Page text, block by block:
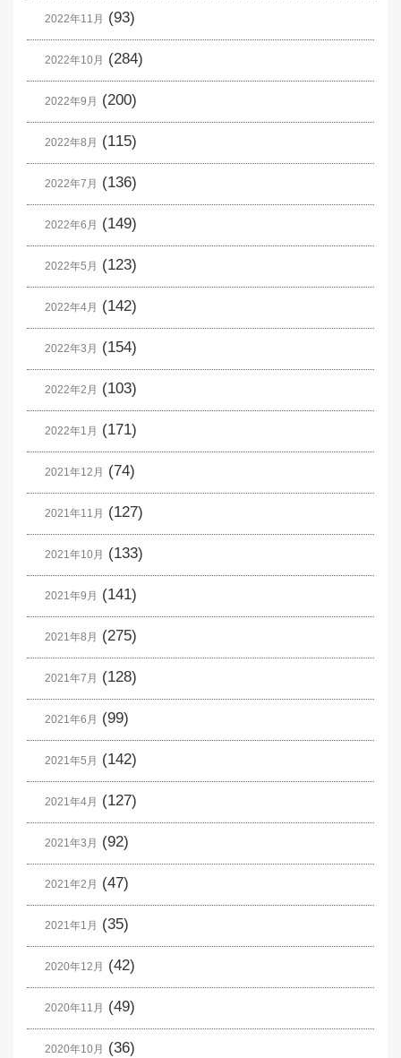
2022年11月 (93)
2022年10月 (284)
2022年9月 (200)
2022年8月 (115)
2022年7月 (136)
2022年6月 (149)
2022年5月 (123)
2022年4月 (142)
2022年3月 (154)
2022年2月 (103)
2022年1月 (171)
2021年12月 (74)
2021年11月 (127)
2021年10月 (133)
2021年9月 (141)
2021年8月 (275)
2021年7月 (128)
2021年6月 (99)
2021年5月 (142)
2021年4月 (127)
2021年3月 (92)
2021年2月 (47)
2021年1月 (35)
2020年12月 (42)
2020年11月 (49)
2020年10月 (36)